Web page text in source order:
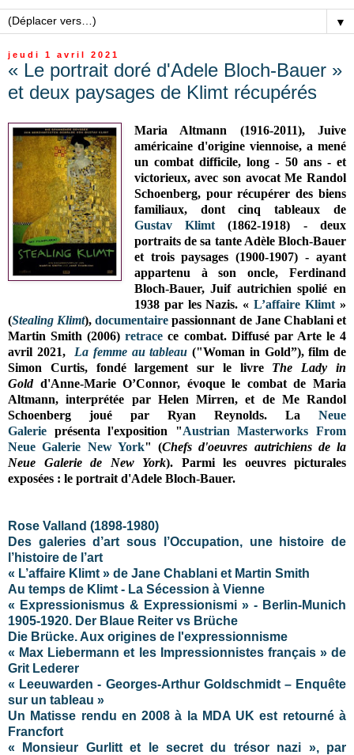
▼
jeudi 1 avril 2021
« Le portrait doré d'Adele Bloch-Bauer »
et deux paysages de Klimt récupérés
Maria Altmann (1916-2011), Juive
américaine d'origine viennoise, a mené
un combat difficile, long - 50 ans - et
victorieux, avecson avocat Me Randol
Schoenberg, pour récupérer des biens
familiaux, dont cinq tableaux de
Gustav Klimt (1862-1918) - deux
portraits de sa tante Adèle Bloch-Bauer
et trois paysages (1900-1907) - ayant
appartenu à son oncle, Ferdinand
Bloch-Bauer, Juif autrichien spolié en
1938 par les Nazis. «L’affaire Klimt »
(Stealing Klimt),documentaire passionnant de Jane Chablani et
Martin Smith (2006)retrace ce combat. Diffusé par Arte le 4
avril 2021,
La femme au tableau ("Woman in Gold”), film de
Simon Curtis, fondé largement sur le livre The Lady in
Gold d'Anne-Marie O’Connor, évoque le combat de Maria
Altmann, interprétée par Helen Mirren, et de Me Randol
Schoenberg joué par Ryan Reynolds. La Neue
Galerie présenta l'exposition "Austrian Masterworks From
Neue Galerie New York" (Chefs d'oeuvres autrichiens de la
Neue Galerie de New York). Parmi les oeuvres picturales
exposées : le portrait d'Adele Bloch-Bauer.
Rose Valland (1898-1980)
Des galeries d’art sous l’Occupation, une histoire de
l’histoire de l’art
« L’affaire Klimt » de Jane Chablani et Martin Smith
Au temps de Klimt - La Sécession à Vienne
« Expressionismus & Expressionismi » - Berlin-Munich
1905-1920. Der Blaue Reiter vs Brüche
Die Brücke. Aux origines de l'expressionnisme
« Max Liebermann et les Impressionnistes français » de
Grit Lederer
« Leeuwarden - Georges-Arthur Goldschmidt – Enquête
sur un tableau »
Un Matisse rendu en 2008 à la MDA UK est retourné à
Francfort
« Monsieur Gurlitt et le secret du trésor nazi », par